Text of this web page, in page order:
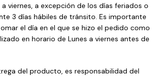
viernes, a excepción de los días feriados o
3 días hábiles de tránsito. Es importante
el día en el que se hizo el pedido como
en horario de Lunes a viernes antes de
del producto, es responsabilidad del